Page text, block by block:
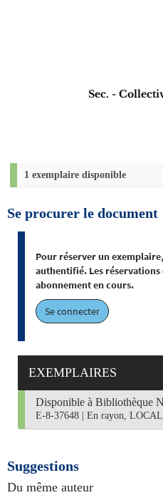
Sec. -
1 exemplaire disponible
Se procurer le document
Pour réserver un
authentifié. Les
abonnement en cours.
Se connecter
EXEMPLAIRES
Disponible à Bibliothèque
E-8-37648 En rayon, LOCAL
Suggestions
Du même auteur